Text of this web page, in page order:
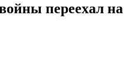
переехал на